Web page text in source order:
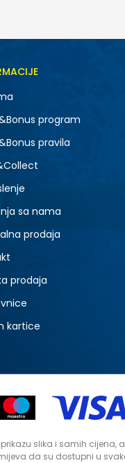
program
pravila
sa nama
prodaja
prodaja
kartice
slika i samih
da su dostupni u